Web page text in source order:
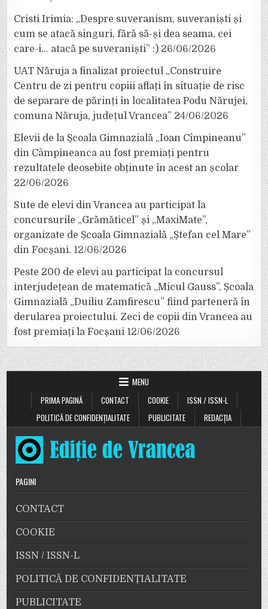
Cristi Irimia: „Despre suveranism, suveraniști și
cum se atacă singuri, fără să-și dea seama, cei
care-i… atacă pe suveraniști” :) 26/06/2026
UAT Năruja a finalizat proiectul „Construire
Centru de zi pentru copiii aflați în situație de risc
de separare de părinți în localitatea Podu Nărujei,
comuna Năruja, județul Vrancea” 24/06/2026
Elevii de la Școala Gimnazială „Ioan Cîmpineanu”
din Câmpineanca au fost premiați pentru
rezultatele deosebite obținute în acest an școlar
22/06/2026
Sute de elevi din Vrancea au participat la
concursurile „Grămăticel” și „MaxiMate”,
organizate de Școala Gimnazială „Ștefan cel Mare”
din Focșani. 12/06/2026
Peste 200 de elevi au participat la concursul
interjudețean de matematică „Micul Gauss”, Școala
Gimnazială „Duiliu Zamfirescu” fiind parteneră în
derularea proiectului. Zeci de copii din Vrancea au
fost premiați la Focșani 12/06/2026
MENU
PRIMA PAGINĂ
CONTACT COOKIE
ISSN / ISSN-L
POLITICĂ DE CONFIDENȚIALITATE
PUBLICITATE REDACȚIA
PAGINI
CONTACT
COOKIE
ISSN / ISSN-L
POLITICĂ DE CONFIDENȚIALITATE
PUBLICITATE